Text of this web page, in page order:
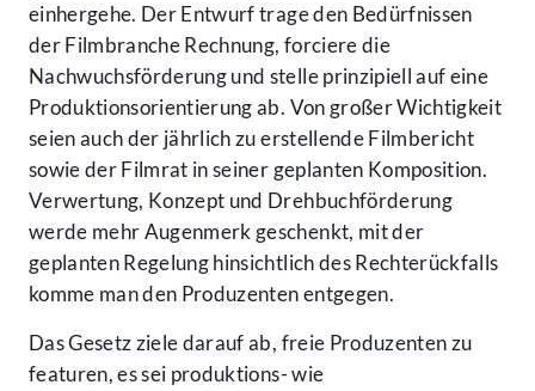
einhergehe. Der Entwurf trage den Bedürfnissen
der Filmbranche Rechnung, forciere die
Nachwuchsförderung und stelle prinzipiell auf eine
Produktionsorientierung ab. Von großer Wichtigkeit
seien auch der jährlich zu erstellende Filmbericht
sowie der Filmrat in seiner geplanten Komposition.
Verwertung, Konzept und Drehbuchförderung
werde mehr Augenmerk geschenkt, mit der
geplanten Regelung hinsichtlich des Rechterückfalls
komme man den Produzenten entgegen.
Das Gesetz ziele darauf ab, freie Produzenten zu
featuren, es sei produktions- wie